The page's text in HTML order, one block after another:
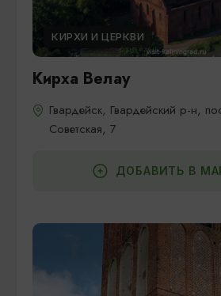
КИРХИ И ЦЕРКВИ
Кирха Велау
Гвардейск, Гвардейский р-н,
Советская, 7
ДОБАВИТЬ В